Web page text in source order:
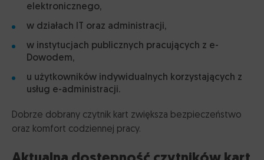
elektronicznego,
w działach IT oraz administracji,
w instytucjach publicznych pracujących z e-
Dowodem,
u użytkowników indywidualnych korzystających z
usług e-administracji.
Dobrze dobrany czytnik kart zwiększa bezpieczeństwo
oraz komfort codziennej pracy.